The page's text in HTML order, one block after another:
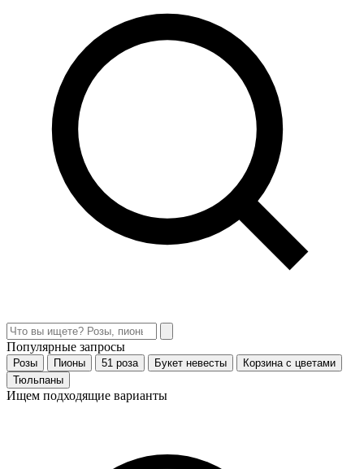
Популярные запросы
Розы Пионы 51 роза Букет невесты
Корзина с цветами
Тюльпаны
Ищем подходящие варианты